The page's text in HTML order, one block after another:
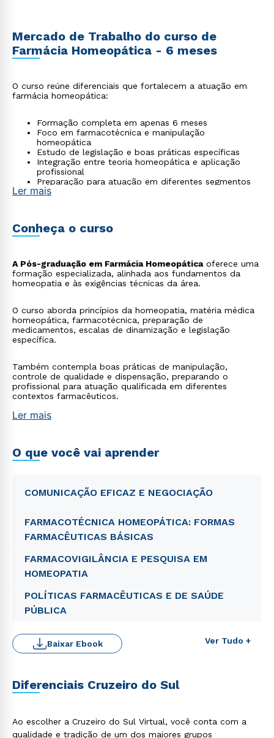
Mercado de Trabalho do curso de
Farmácia Homeopática - 6 meses
O curso reúne diferenciais que fortalecem a atuação em
farmácia homeopática:
Formação completa em apenas 6 meses
Foco em farmacotécnica e manipulação
homeopática
Estudo de legislação e boas práticas específicas
Integração entre teoria homeopática e aplicação
profissional
Preparação para atuação em diferentes segmentos
da área
Ler mais
Conheça o curso
A Pós-graduação em Farmácia Homeopáticaoferece uma
formação especializada, alinhada aos fundamentos da
homeopatia e às exigências técnicas da área.
O curso aborda princípios da homeopatia, matéria médica
homeopática, farmacotécnica, preparação de
medicamentos, escalas de dinamização e legislação
específica.
Também contempla boas práticas de manipulação,
controle de qualidade e dispensação, preparando o
profissional para atuação qualificada em diferentes
contextos farmacêuticos.
Ler mais
O que você vai aprender
COMUNICAÇÃO EFICAZ E NEGOCIAÇÃO
FARMACOTÉCNICA HOMEOPÁTICA: FORMAS
FARMACÊUTICAS BÁSICAS
FARMACOVIGILÂNCIA E PESQUISA EM
HOMEOPATIA
POLÍTICAS FARMACÊUTICAS E DE SAÚDE
PÚBLICA
Ver Tudo +
Baixar Ebook
Diferenciais Cruzeiro do Sul
Ao escolher a Cruzeiro do Sul Virtual, você conta com a
qualidade e tradição de um dos maiores grupos